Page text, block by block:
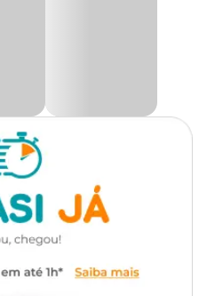
a limpeza do ambiente do
o que o seu pet precisa com as
aproveite e compre o
Baby com preço
pelo site, App ou vá a uma